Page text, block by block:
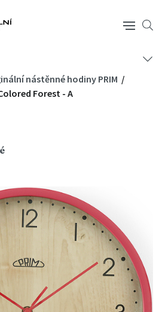
nástěnné hodiny PRIM
Forest - A